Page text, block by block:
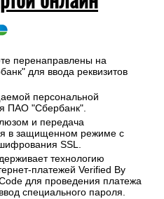
перенаправлены на
для ввода реквизитов
персональной
ПАО "Сбербанк".
и передача
в защищенном режиме с
SSL.
технологию
платежей Verified By
для проведения платежа
специального пароля.